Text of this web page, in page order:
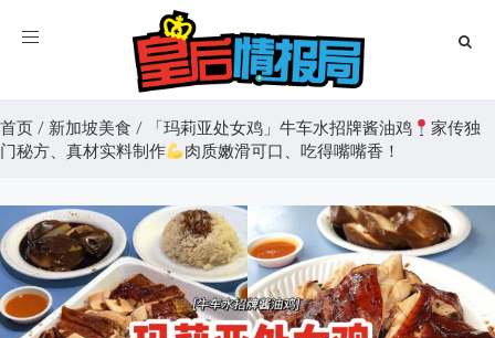
Toggle
首页 / 新加坡美食 / 「玛莉亚处女鸡」牛车水招牌酱油鸡
家传独
门秘方、真材实料制作
肉质嫩滑可口、吃得嘴嘴香！